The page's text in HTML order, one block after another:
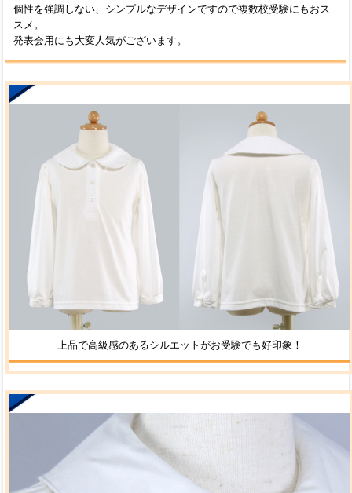
個性を強調しない、シンプルなデザインですので複数校受験にもおス
スメ。
発表会用にも大変人気がございます。
上品で高級感のあるシルエットがお受験でも好印象！